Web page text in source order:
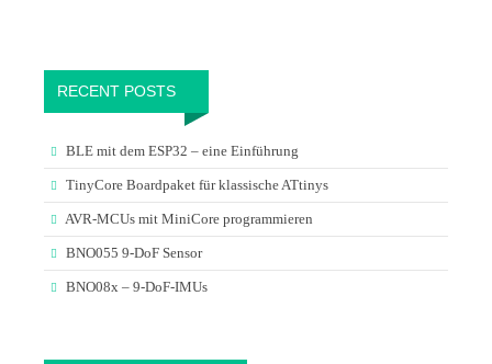
RECENT POSTS
BLE mit dem ESP32 – eine Einführung
TinyCore Boardpaket für klassische ATtinys
AVR-MCUs mit MiniCore programmieren
BNO055 9-DoF Sensor
BNO08x – 9-DoF-IMUs